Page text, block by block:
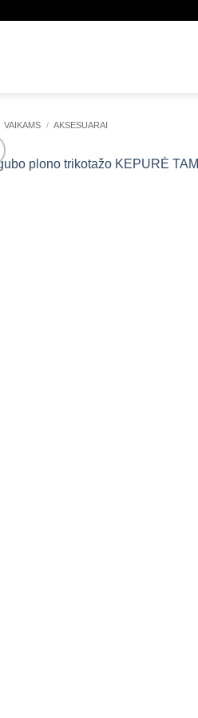
VAIKAMS / AKSESUARAI